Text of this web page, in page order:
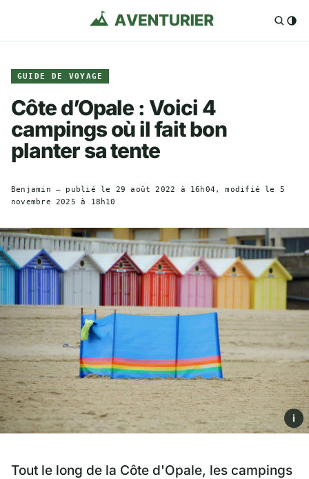
GUIDE DE VOYAGE
Côte d’Opale : Voici 4
campings où il fait bon
planter sa tente
Benjamin — publié le 29 août 2022 à 16h04 , modifié le 5
novembre 2025 à 18h10
i
Tout le long de la Côte d'Opale, les campings